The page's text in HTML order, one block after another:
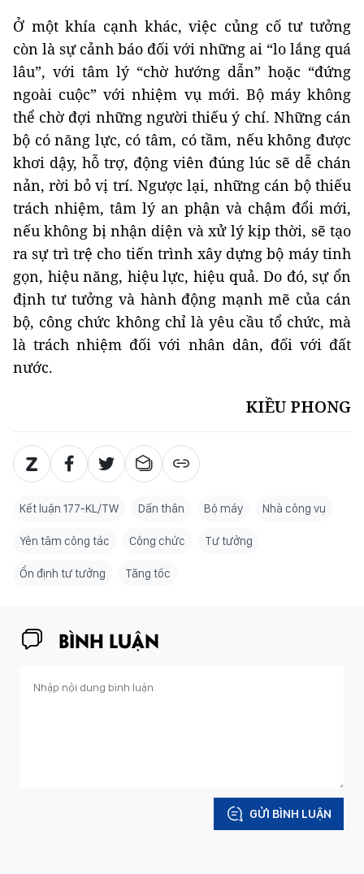
Ở một khía cạnh khác, việc củng cố tư tưởng
còn là sự cảnh báo đối với những ai “lo lắng quá
lâu”, với tâm lý “chờ hướng dẫn” hoặc “đứng
ngoài cuộc” với nhiệm vụ mới. Bộ máy không
thể chờ đợi những người thiếu ý chí. Những cán
bộ có năng lực, có tâm, có tầm, nếu không được
khơi dậy, hỗ trợ, động viên đúng lúc sẽ dễ chán
nản, rời bỏ vị trí. Ngược lại, những cán bộ thiếu
trách nhiệm, tâm lý an phận và chậm đổi mới,
nếu không bị nhận diện và xử lý kịp thời, sẽ tạo
ra sự trì trệ cho tiến trình xây dựng bộ máy tinh
gọn, hiệu năng, hiệu lực, hiệu quả. Do đó, sự ổn
định tư tưởng và hành động mạnh mẽ của cán
bộ, công chức không chỉ là yêu cầu tổ chức, mà
là trách nhiệm đối với nhân dân, đối với đất
nước.
KIỀU PHONG
Kết luận 177-KL/TW Dấn thân Bộ máy Nhà công vụ
Yên tâm công tác Công chức Tư tưởng
Ổn định tư tưởng Tăng tốc
BÌNH LUẬN
GỬI BÌNH LUẬN